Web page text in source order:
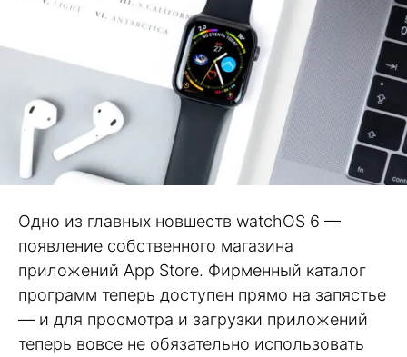
Одно из главных новшеств watchOS 6 —
появление собственного магазина
приложений App Store. Фирменный каталог
программ теперь доступен прямо на запястье
— и для просмотра и загрузки приложений
теперь вовсе не обязательно использовать